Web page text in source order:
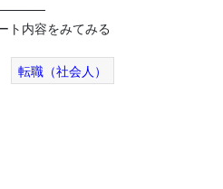
ト内容をみてみる
転職（社会人）